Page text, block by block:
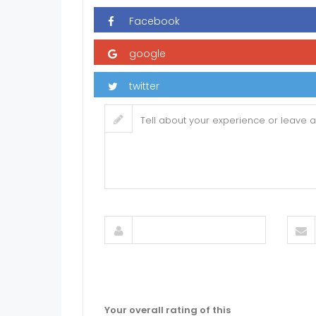
Your overall rating of this